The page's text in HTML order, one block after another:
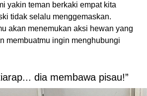
yakin teman berkaki empat kita
tidak selalu menggemaskan.
akan menemukan aksi hewan yang
membuatmu ingin menghubungi
dia membawa pisau!”